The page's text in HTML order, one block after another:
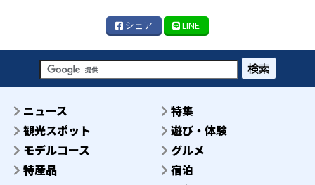
シェア LINE
検索
ニュース
特集
観光スポット
遊び・体験
モデルコース
グルメ
特産品
宿泊